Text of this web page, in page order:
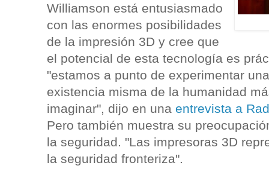
Williamson está entusiasmado
con las enormes posibilidades
de la impresión 3D y cree que
el potencial de esta tecnología es
"estamos a punto de experimentar
existencia misma de la humanidad
imaginar", dijo en una entrevista a
Pero también muestra su
la seguridad. "Las impresoras 3D
la seguridad fronteriza".